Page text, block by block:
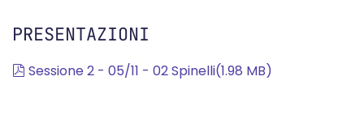
PRESENTAZIONI
pdf
Sessione 2 - 05/11 - 02 Spinelli(1.98 MB)